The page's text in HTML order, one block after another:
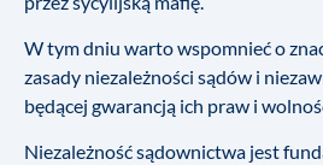
W tym dniu warto wspomnieć o
zasady niezależności sądów i
będącej gwarancją ich praw i
Niezależność sądownictwa jest